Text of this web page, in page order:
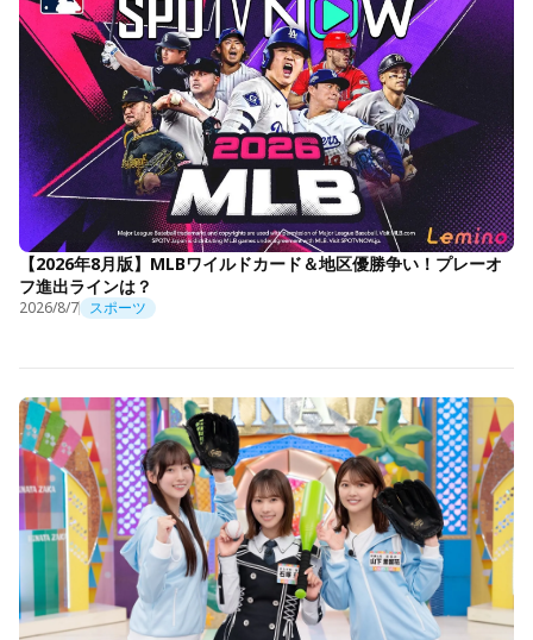
【2026年8月版】MLBワイルドカード＆地区優勝争い！プレーオ
フ進出ラインは？
2026/8/7 スポーツ